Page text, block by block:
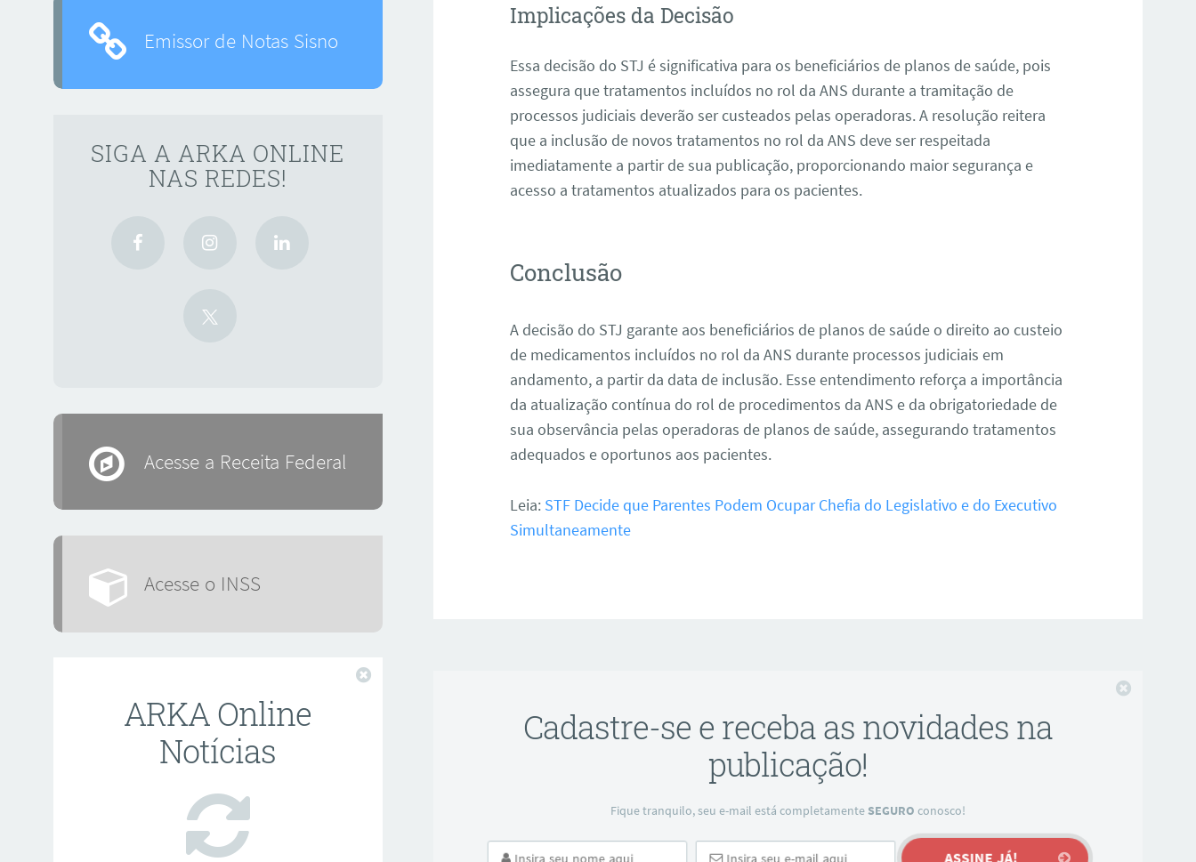
Implicações da Decisão
Essa decisão do STJ é significativa para os beneficiários de planos de saúde, pois
assegura que tratamentos incluídos no rol da ANS durante a tramitação de
processos judiciais deverão ser custeados pelas operadoras. A resolução reitera
que a inclusão de novos tratamentos no rol da ANS deve ser respeitada
imediatamente a partir de sua publicação, proporcionando maior segurança e
acesso a tratamentos atualizados para os pacientes.
Conclusão
A decisão do STJ garante aos beneficiários de planos de saúde o direito ao custeio
de medicamentos incluídos no rol da ANS durante processos judiciais em
andamento, a partir da data de inclusão. Esse entendimento reforça a importância
da atualização contínua do rol de procedimentos da ANS e da obrigatoriedade de
sua observância pelas operadoras de planos de saúde, assegurando tratamentos
adequados e oportunos aos pacientes.
Leia: STF Decide que Parentes Podem Ocupar Chefia do Legislativo e do Executivo
Simultaneamente
Cadastre-se e receba as novidades na
publicação!
Fique tranquilo, seu e-mail está completamenteSEGURO conosco!
Emissor de Notas Sisno
SIGA A ARKA ONLINE
NAS REDES!
Acesse a Receita Federal
Acesse o INSS
ARKA Online
Notícias